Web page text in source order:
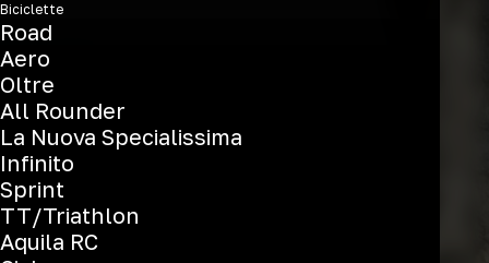
Biciclette
Road
Aero
Oltre
All Rounder
La Nuova Specialissima
Infinito
Sprint
TT/Triathlon
Aquila RC
Cross Country